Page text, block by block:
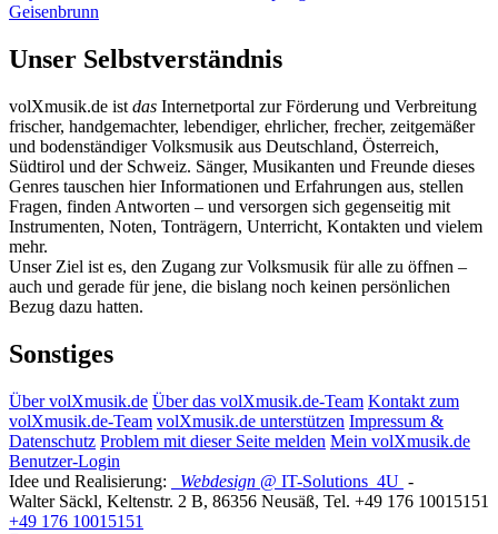
Geisenbrunn
Unser Selbstverständnis
volXmusik.de ist das Internetportal zur Förderung und Verbreitung
frischer, handgemachter, lebendiger, ehrlicher, frecher, zeitgemäßer
und bodenständiger Volksmusik aus Deutschland, Österreich,
Südtirol und der Schweiz. Sänger, Musikanten und Freunde dieses
Genres tauschen hier Informationen und Erfahrungen aus, stellen
Fragen, finden Antworten – und versorgen sich gegenseitig mit
Instrumenten, Noten, Tonträgern, Unterricht, Kontakten und vielem
mehr.
Unser Ziel ist es, den Zugang zur Volksmusik für alle zu öffnen –
auch und gerade für jene, die bislang noch keinen persönlichen
Bezug dazu hatten.
Sonstiges
Über volXmusik.de Über das volXmusik.de-Team Kontakt zum
volXmusik.de-Team volXmusik.de unterstützen Impressum &
Datenschutz Problem mit dieser Seite melden Mein volXmusik.de
Benutzer-Login
Idee und Realisierung:
Webdesign @ IT-Solutions 4U -
Walter Säckl, Keltenstr. 2 B, 86356 Neusäß, Tel. +49 176 10015151
+49 176 10015151